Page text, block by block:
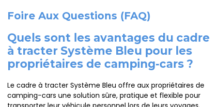
Foire Aux Questions (FAQ)
Quels sont les avantages du cadre
à tracter Système Bleu pour les
propriétaires de camping-cars ?
Le cadre à tracter Système Bleu offre aux propriétaires de
camping-cars une solution sûre, pratique et flexible pour